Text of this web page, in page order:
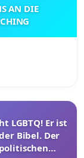
AN DIE
LGBTQ! Er ist
Bibel. Der